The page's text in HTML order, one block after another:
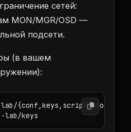
сетей:
MON/MGR/OSD —
подсети.
(в вашем
{conf,keys,scripts,logs}
lab/keys